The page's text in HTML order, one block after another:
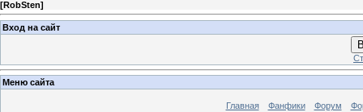
[RobSten]
Вход на сайт
Меню сайта
Главная Фанфики Форум